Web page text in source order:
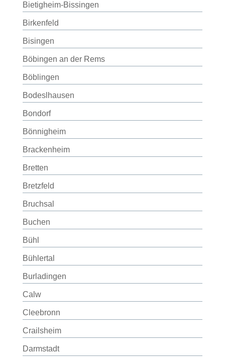
Bietigheim-Bissingen
Birkenfeld
Bisingen
Böbingen an der Rems
Böblingen
Bodeslhausen
Bondorf
Bönnigheim
Brackenheim
Bretten
Bretzfeld
Bruchsal
Buchen
Bühl
Bühlertal
Burladingen
Calw
Cleebronn
Crailsheim
Darmstadt